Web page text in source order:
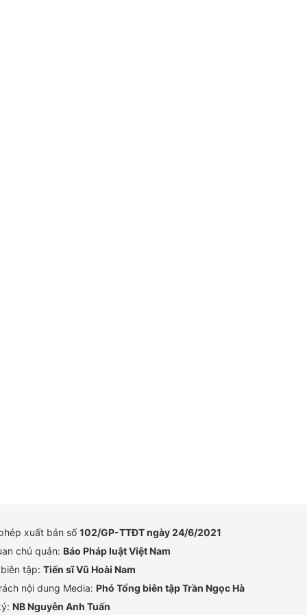
xuất bản số102/GP-TTĐT ngày 24/6/2021
chủ quản: Báo Pháp luật Việt Nam
tập: Tiến sĩ Vũ Hoài Nam
nội dung Media: Phó Tổng biên tập Trần Ngọc Hà
NB Nguyễn Anh Tuấn